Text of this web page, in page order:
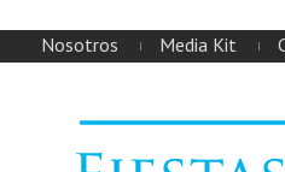
Nosotros Media Kit